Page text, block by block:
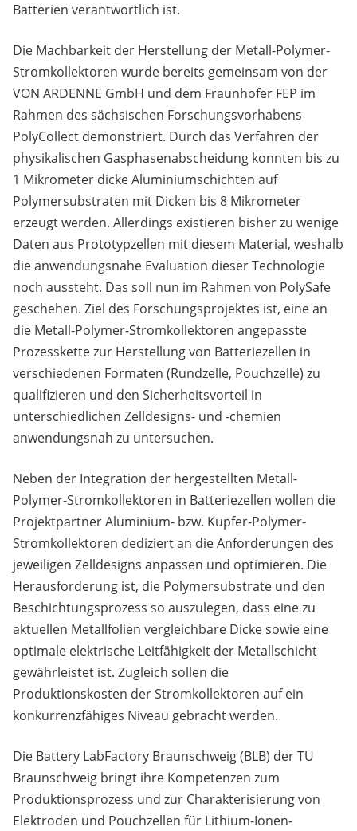
Batterien verantwortlich ist.
Die Machbarkeit der Herstellung der Metall-Polymer-
Stromkollektoren wurde bereits gemeinsam von der
VON ARDENNE GmbH und dem Fraunhofer FEP im
Rahmen des sächsischen Forschungsvorhabens
PolyCollect demonstriert. Durch das Verfahren der
physikalischen Gasphasenabscheidung konnten bis zu
1 Mikrometer dicke Aluminiumschichten auf
Polymersubstraten mit Dicken bis 8 Mikrometer
erzeugt werden. Allerdings existieren bisher zu wenige
Daten aus Prototypzellen mit diesem Material, weshalb
die anwendungsnahe Evaluation dieser Technologie
noch aussteht. Das soll nun im Rahmen von PolySafe
geschehen. Ziel des Forschungsprojektes ist, eine an
die Metall-Polymer-Stromkollektoren angepasste
Prozesskette zur Herstellung von Batteriezellen in
verschiedenen Formaten (Rundzelle, Pouchzelle) zu
qualifizieren und den Sicherheitsvorteil in
unterschiedlichen Zelldesigns- und -chemien
anwendungsnah zu untersuchen.
Neben der Integration der hergestellten Metall-
Polymer-Stromkollektoren in Batteriezellen wollen die
Projektpartner Aluminium- bzw. Kupfer-Polymer-
Stromkollektoren dediziert an die Anforderungen des
jeweiligen Zelldesigns anpassen und optimieren. Die
Herausforderung ist, die Polymersubstrate und den
Beschichtungsprozess so auszulegen, dass eine zu
aktuellen Metallfolien vergleichbare Dicke sowie eine
optimale elektrische Leitfähigkeit der Metallschicht
gewährleistet ist. Zugleich sollen die
Produktionskosten der Stromkollektoren auf ein
konkurrenzfähiges Niveau gebracht werden.
Die Battery LabFactory Braunschweig (BLB) der TU
Braunschweig bringt ihre Kompetenzen zum
Produktionsprozess und zur Charakterisierung von
Elektroden und Pouchzellen für Lithium-Ionen-